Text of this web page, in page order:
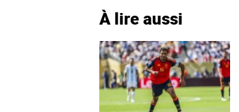
À lire aussi